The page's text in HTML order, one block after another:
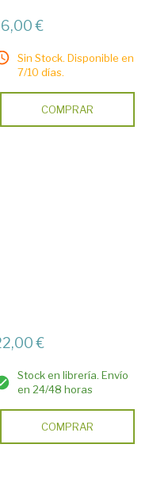
€
Sin Stock. Disponible en
7/10 días.
COMPRAR
€
Stock en librería. Envío
en 24/48 horas
COMPRAR